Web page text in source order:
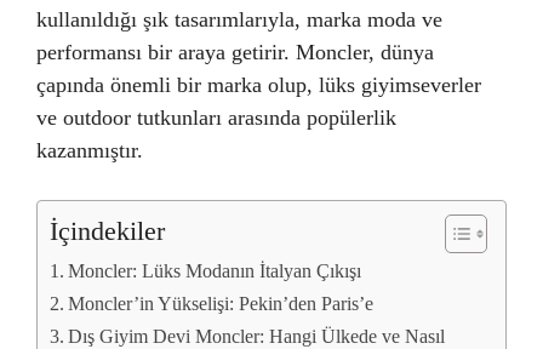
kullanıldığı şık tasarımlarıyla, marka moda ve
performansı bir araya getirir. Moncler, dünya
çapında önemli bir marka olup, lüks giyimseverler
ve outdoor tutkunları arasında popülerlik
kazanmıştır.
İçindekiler
Moncler: Lüks Modanın İtalyan Çıkışı
Moncler’in Yükselişi: Pekin’den Paris’e
Dış Giyim Devi Moncler: Hangi Ülkede ve Nasıl